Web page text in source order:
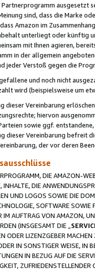
Partnerprogramm ausgesetzt
sind, dass die Marke
Amazon im
unterliegt oder künftig
mit Ihnen agieren,
in der allgemein
jeder Verstoß gegen die
und noch nicht
wird (beispielsweise um
dieser Vereinbarung
hiervon
sowie ggf.
dieser Vereinbarung befreit
der vor deren
DIE AMAZON-
INHALTE, DIE
UND LOGOS SOWIE DIE
SOFTWARE
IM AUFTRAG VON AMAZON,
(INSGESAMT DIE „
ODER LIZENZGEBER
IN SONSTIGER WEISE, IN
IN BEZUG AUF DIE